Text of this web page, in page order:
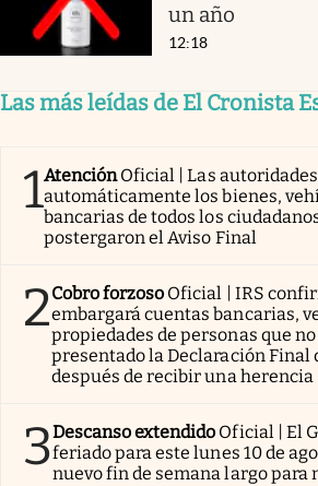
un año
12:18
Las más leídas de El Cronista
1AtenciónOficial | Las
automáticamente los bienes,
bancarias de todos los
postergaron el Aviso Final
2Cobro forzoso Oficial | IRS
embargará cuentas bancarias,
propiedades de personas que
presentado la Declaración Final
después de recibir una herencia
3Descanso extendido Oficial | El
feriado para este lunes 10 de
nuevo fin de semana largo para